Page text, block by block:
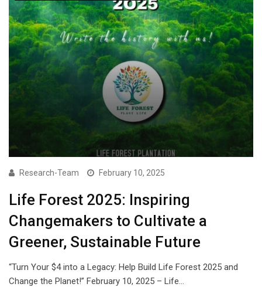
Research-Team February 10, 2025
Life Forest 2025: Inspiring
Changemakers to Cultivate a
Greener, Sustainable Future
“Turn Your $4 into a Legacy: Help Build Life Forest 2025 and
Change the Planet!” February 10, 2025 – Life…